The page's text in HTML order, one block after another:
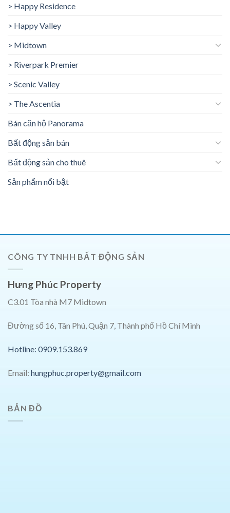
> Happy Residence
> Happy Valley
> Midtown
> Riverpark Premier
> Scenic Valley
> The Ascentia
Bán căn hộ Panorama
Bất động sản bán
Bất động sản cho thuê
Sản phẩm nổi bật
CÔNG TY TNHH BẤT ĐỘNG SẢN
Hưng Phúc Property
C3.01 Tòa nhà M7 Midtown
Đường số 16, Tân Phú, Quận 7, Thành phố Hồ Chí Minh
Hotline: 0909.153.869
Email: hungphuc.property@gmail.com
BẢN ĐỒ